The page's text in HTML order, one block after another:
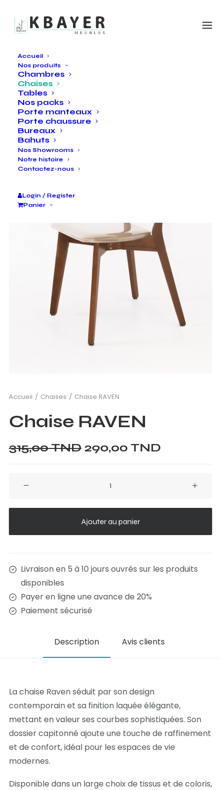
Accueil
Nos produits
Chambres
Chaises
Tables
Nos packs
Porte manteaux
Porte chaussure
Bureaux
Bahuts
Nos Showrooms
Notre histoire
Contactez-nous
Login / Register
Panier
Accueil Chaises Chaise RAVEN
Chaise RAVEN
315,00TND Le
était :
290,00 TND
Chaise
Ajouter au panier
Livraison en 5 à 10 jours ouvrés sur les produits
disponibles
Payer en ligne une avance de 20%
Paiement sécurisé
Description Avis clients
La chaise Raven séduit par son design
contemporain et sa finition laquée élégante,
mettant en valeur ses courbes sophistiquées. Son
dossier capitonné ajoute une touche de raffinement
et de confort, idéal pour les espaces de vie
modernes.
Disponible dans un large choix de tissus et de coloris,